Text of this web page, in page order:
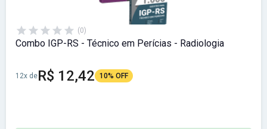
(0)
Combo IGP-RS - Técnico em Perícias - Radiologia
12x deR$ 12,42 10% OFF